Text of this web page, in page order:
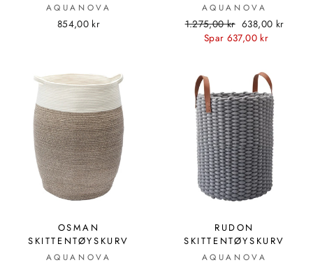
AQUANOVA
854,00 kr
AQUANOVA
Standard
1.275,00 kr Utsalgspris
638,00 kr
Spar 637,00 kr
OSMAN
SKITTENTØYSKURV
AQUANOVA
RUDON
SKITTENTØYSKURV
AQUANOVA